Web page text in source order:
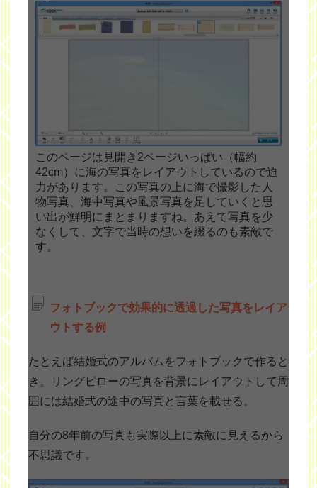
このページは見開き2ページいっぱい（幅約
42cm）に海の写真をレイアウトしているので迫
力があります。この写真の上に海で撮影した人
物写真、海中写真や風景写真を足していくと思
い出が鮮明にまとまりますね。あえて写真を少
なくして、文字で当時の想いを綴るのも素敵で
す。
フォトブックで効果的に透過した写真をレイア
ウトする例
たとえば結婚式のアルバムをフォトブックで作ると
き。リングピローの写真を背景にレイアウトして周
囲には結婚式の途中の写真と言葉を載せる。
自分の8年前の写真も実際以上に素敵に見えるから
不思議です。